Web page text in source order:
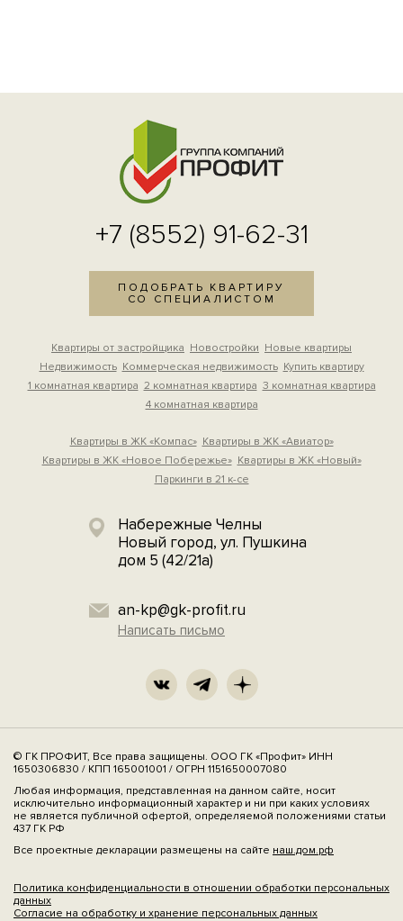
+7 (8552) 91-62-31
ПОДОБРАТЬ КВАРТИРУ
СО СПЕЦИАЛИСТОМ
Квартиры от застройщика Новостройки Новые квартиры
Недвижимость Коммерческая недвижимость Купить квартиру
1 комнатная квартира 2 комнатная квартира 3 комнатная квартира
4 комнатная квартира
Квартиры в ЖК «Компас» Квартиры в ЖК «Авиатор»
Квартиры в ЖК «Новое Побережье» Квартиры в ЖК «Новый»
Паркинги в 21 к-се
Набережные Челны
Новый город, ул. Пушкина
дом 5 (42/21а)
an-kp@gk-profit.ru
Написать письмо
© ГК ПРОФИТ, Все права защищены. ООО ГК «Профит» ИНН
1650306830 / КПП 165001001 / ОГРН 1151650007080
Любая информация, представленная на данном сайте, носит
исключительно информационный характер и ни при каких условиях
не является публичной офертой, определяемой положениями статьи
437 ГК РФ
Все проектные декларации размещены на сайте наш.дом.рф
Политика конфиденциальности в отношении обработки персональных
данных
Согласие на обработку и хранение персональных данных